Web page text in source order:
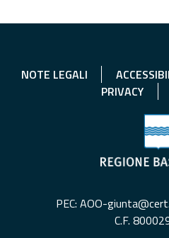
NOTE LEGALI
PRIVACY
PEC: AOO-
C.F.